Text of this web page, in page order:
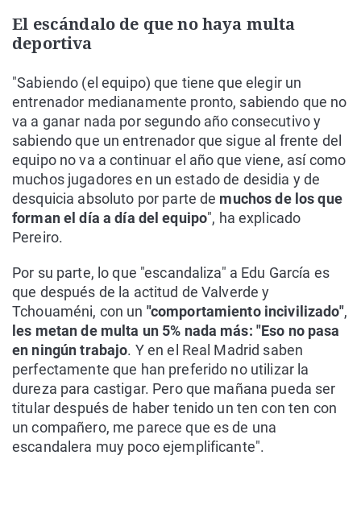
El escándalo de que no haya multa
deportiva
"Sabiendo (el equipo) que tiene que elegir un
entrenador medianamente pronto, sabiendo que no
va a ganar nada por segundo año consecutivo y
sabiendo que un entrenador que sigue al frente del
equipo no va a continuar el año que viene, así como
muchos jugadores en un estado de desidia y de
desquicia absoluto por parte de muchos de los que
forman el día a día del equipo", ha explicado
Pereiro.
Por su parte, lo que "escandaliza" a Edu García es
que después de la actitud de Valverde y
Tchouaméni, con un "comportamiento incivilizado",
les metan de multa un 5% nada más: "Eso no pasa
en ningún trabajo. Y en el Real Madrid saben
perfectamente que han preferido no utilizar la
dureza para castigar. Pero que mañana pueda ser
titular después de haber tenido un ten con ten con
un compañero, me parece que es de una
escandalera muy poco ejemplificante".